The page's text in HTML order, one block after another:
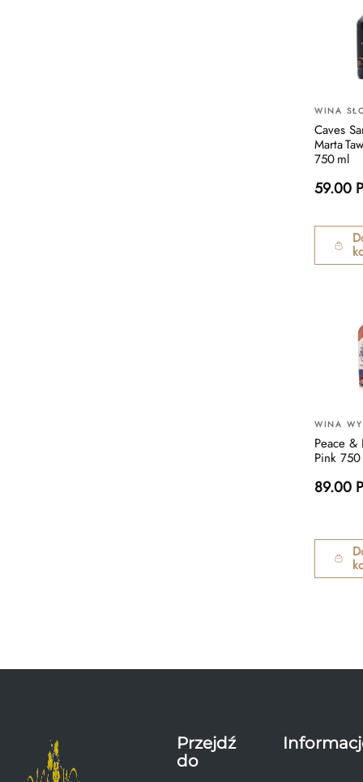
WINA
Caves
Marta
750 ml
59.00
WINA
Peace &
Pink
89.00
Przejdź
do